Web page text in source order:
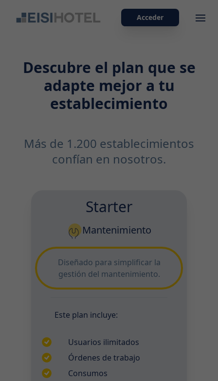
Acceder
Descubre el plan que se
adapte mejor a tu
establecimiento
Más de 1.200 establecimientos
confían en nosotros.
Starter
Mantenimiento
Diseñado para simplificar la
gestión del mantenimiento.
Este plan incluye:
Usuarios ilimitados
Órdenes de trabajo
Consumos